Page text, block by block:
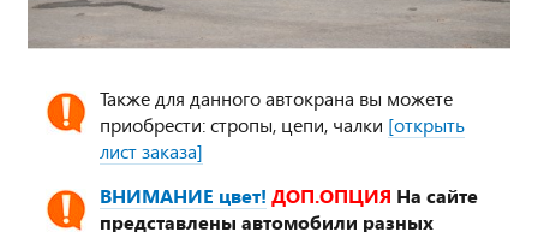
Также для данного автокрана вы можете
приобрести: стропы, цепи, чалки [открыть
лист заказа]
ВНИМАНИЕ цвет! ДОП.ОПЦИЯ На сайте
представлены автомобили разных